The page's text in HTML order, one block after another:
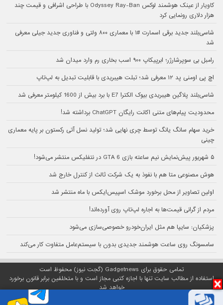
کاویار از عینک هوشمند لوکس Odyssey Ray-Ban با طراحی اشرافی و قیمت چند
هزار دلاری رونمایی کرد
شاسی‌بلند جدید برقی اسمارت #۱ با معماری ۸۰۰ ولتی و فناوری جدید جیلی معرفی
شد
رامبل بی سوپرشارژر؛ ابرپیکاپ ۹۰۰ اسب بخاری رم وارد میدان شد
اچ پی اومنی پد ۱۲ معرفی شد؛ تبلت هیبریدی با قابلیت تبدیل به لپ‌تاپ
شاسی‌بلند پلاگین هیبریدی بیوک الکترا E7 با برد بیش از 1600 کیلومتر معرفی شد
محدودیت پیام‌های متنی اکانت رایگان ChatGPT برداشته شد!
خرید سهام سانگ‌ یانگ توسط چری نهایی شد؛ تولید نسل آتی رکستون بر پایه معماری
چینی
۵ شهریور پیش‌نمایش نیم ساعته بازی GTA 6 در نتفلیکس منتشر می‌شود!
هوش مصنوعی متا هم با نفوذ به یک شرکت ثالث از کنترل خارج شد
اولین تصاویر از محل برخورد موشک اسپیس‌ایکس با ماه منتشر شد
مردم از گرانی قیمت‌ها به اجاره لپ‌تاپ روی آورده‌اند!
پزشکیان: سایپا هم مثل ایران‌خودرو خصوصی‌سازی می‌شود
سامسونگ روی ساعت هوشمند جدیدی بدون با سیستم‌عامل متفاوت کار می‌کند
تمامی حقوق برای Gadgetnews (گجت نیوز) محفوظ است
استفاده از مطالب سایت تنها با اجازه کتبی مجاز است و با متخلفین برابر قانون برخورد
خواهد شد
پلتفرم گجت نیوز روی
مبین هاست میزبانی می‌شود